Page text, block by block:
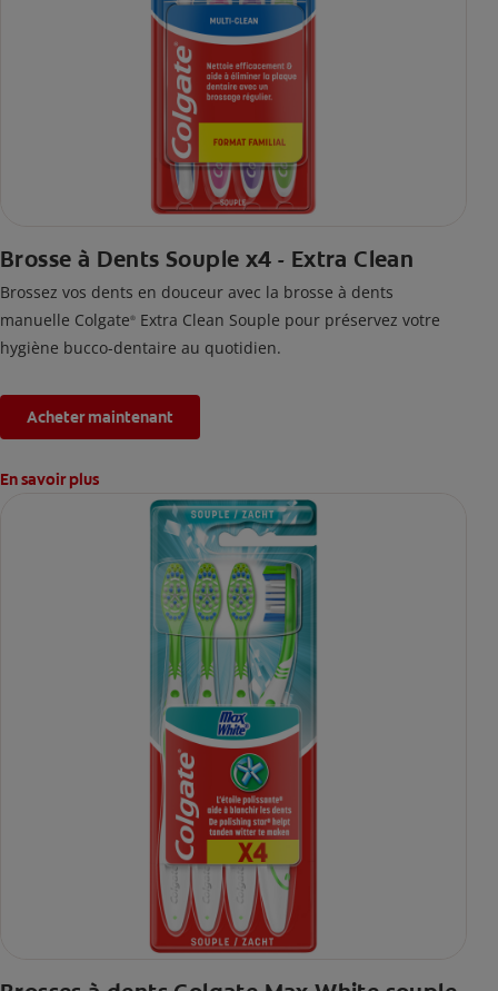
Brosse à Dents Souple x4 - Extra Clean
Brossez vos dents en douceur avec la brosse à dents
manuelle Colgate® Extra Clean Souple pour préservez votre
hygiène bucco-dentaire au quotidien.
Acheter maintenant
En savoir plus